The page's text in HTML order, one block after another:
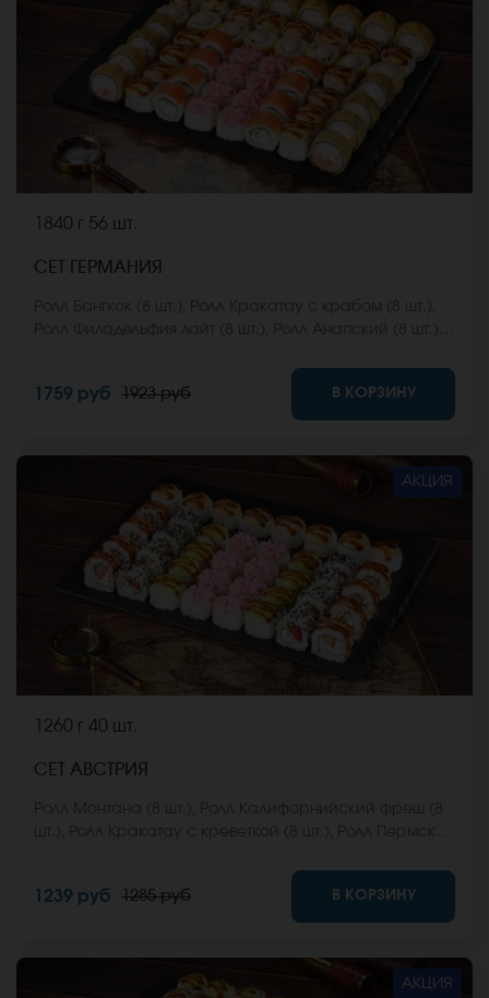
1840 г 56 шт.
СЕТ ГЕРМАНИЯ
шт.), Ролл Макарена (8 шт.). *Не забудьте заказать
имбирь, васаби и соевый соус. Они не входят в
стоимость заказа. *Внешний вид блюда может
1759 руб 1923 руб В КОРЗИНУ
АКЦИЯ
1260 г 40 шт.
СЕТ АВСТРИЯ
имбирь, васаби и соевый соус. Они не входят в
стоимость заказа. *Внешний вид блюда может
1239 руб 1285 руб В КОРЗИНУ
АКЦИЯ